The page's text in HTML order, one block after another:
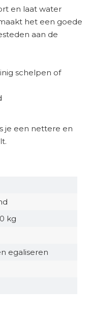
en laat water
het een goede
aan de
schelpen of
je een nettere en
kg
egaliseren